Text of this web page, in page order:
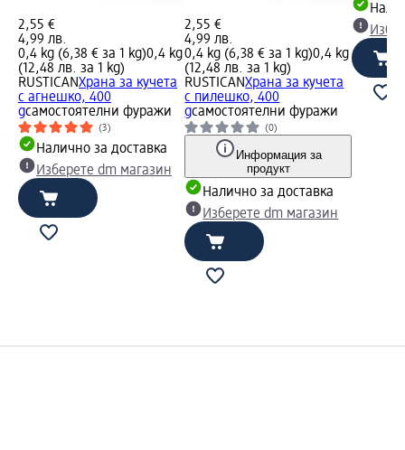
2,55 €
4,99 лв.
0,4 kg (6,38 € за 1 kg)0,4 kg
(12,48 лв. за 1 kg)
RUSTICANХрана за кучета
с агнешко, 400
gсамостоятелни фуражи
(3)
Налично за доставка
Изберете dm магазин
2,55 €
4,99 лв.
0,4 kg (6,38 € за 1 kg)0,4 kg
(12,48 лв. за 1 kg)
RUSTICANХрана за кучета
с пилешко, 400
gсамостоятелни фуражи
(0)
Информация за
продукт
Налично за доставка
Изберете dm магазин